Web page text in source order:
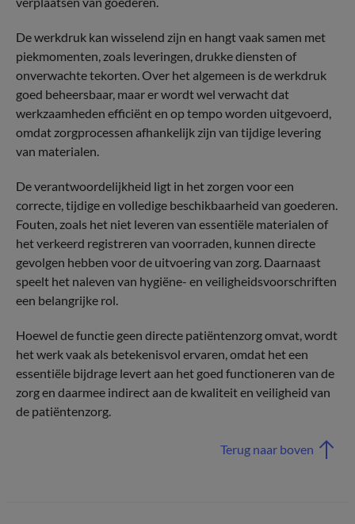
De werkdruk kan wisselend zijn en hangt vaak samen met
piekmomenten, zoals leveringen, drukke diensten of
onverwachte tekorten. Over het algemeen is de werkdruk
goed beheersbaar, maar er wordt wel verwacht dat
werkzaamheden efficiënt en op tempo worden uitgevoerd,
omdat zorgprocessen afhankelijk zijn van tijdige levering
van materialen.
De verantwoordelijkheid ligt in het zorgen voor een
correcte, tijdige en volledige beschikbaarheid van goederen.
Fouten, zoals het niet leveren van essentiële materialen of
het verkeerd registreren van voorraden, kunnen directe
gevolgen hebben voor de uitvoering van zorg. Daarnaast
speelt het naleven van hygiëne- en veiligheidsvoorschriften
een belangrijke rol.
Hoewel de functie geen directe patiëntenzorg omvat, wordt
het werk vaak als betekenisvol ervaren, omdat het een
essentiële bijdrage levert aan het goed functioneren van de
zorg en daarmee indirect aan de kwaliteit en veiligheid van
de patiëntenzorg.
Terug naar boven